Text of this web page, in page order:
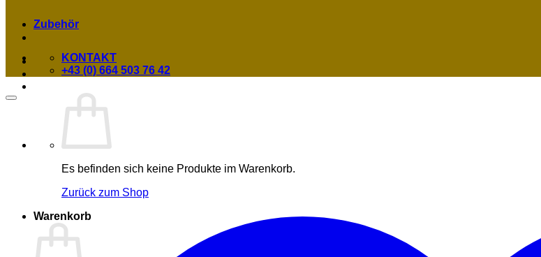
Es befinden sich keine Produkte im Warenkorb.
Zurück zum Shop
Warenkorb
Zubehör
KONTAKT
+43 (0) 664 503 76 42